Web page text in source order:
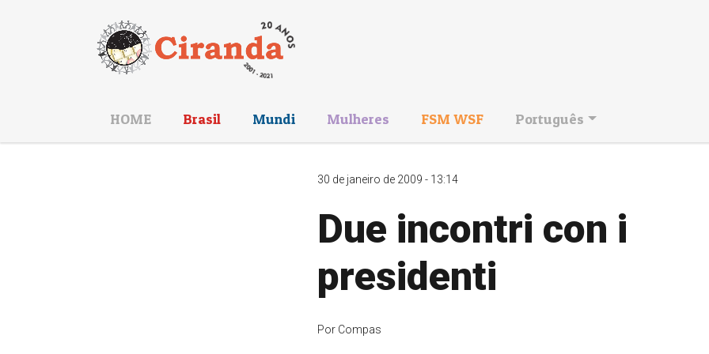
HOME Brasil Mundi Mulheres FSM WSF Português
30 de janeiro de 2009 - 13:14
Due incontri con i
presidenti
Por Compas